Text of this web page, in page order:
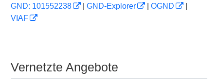
GND: 101552238
GND-Explorer OGND
VIAF
Vernetzte Angebote